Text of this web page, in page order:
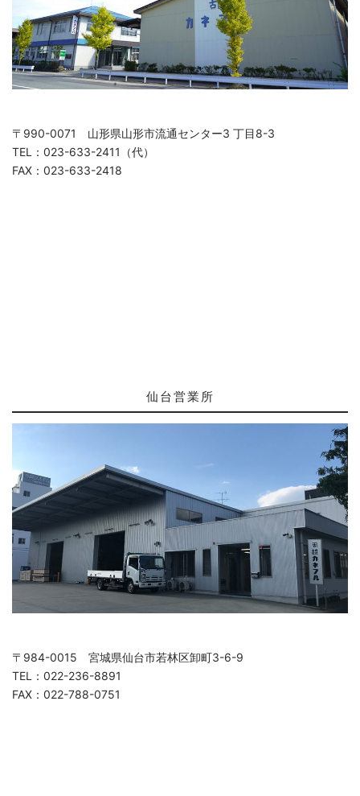
〒990-0071 山形県山形市流通センター3 丁目8-3
TEL：023-633-2411（代）
FAX：023-633-2418
仙台営業所
〒984-0015 宮城県仙台市若林区卸町3-6-9
TEL：022-236-8891
FAX：022-788-0751